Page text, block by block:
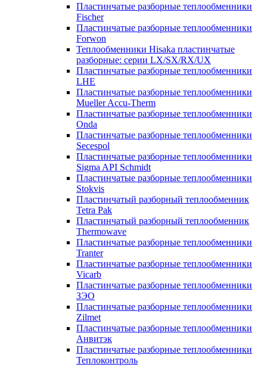
Пластинчатые разборные теплообменники
Fischer
Пластинчатые разборные теплообменники
Forwon
Теплообменники Hisaka пластинчатые
разборные: серии LX/SX/RX/UX
Пластинчатые разборные теплообменники
LHE
Пластинчатые разборные теплообменники
Mueller Accu-Therm
Пластинчатые разборные теплообменники
Onda
Пластинчатые разборные теплообменники
Secespol
Пластинчатые разборные теплообменники
Sigma API Schmidt
Пластинчатые разборные теплообменники
Stokvis
Пластинчатый разборный теплообменник
Tetra Pak
Пластинчатый разборный теплообменник
Thermowave
Пластинчатые разборные теплообменники
Tranter
Пластинчатые разборные теплообменники
Vicarb
Пластинчатые разборные теплообменники
ЗЭО
Пластинчатые разборные теплообменники
Zilmet
Пластинчатые разборные теплообменники
Анвитэк
Пластинчатые разборные теплообменники
Теплоконтроль